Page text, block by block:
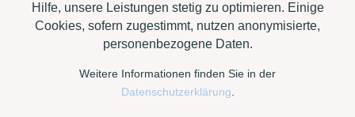
Hilfe, unsere Leistungen stetig zu optimieren. Einige
Cookies, sofern zugestimmt, nutzen anonymisierte,
personenbezogene Daten.
Weitere Informationen finden Sie in der
Datenschutzerklärung